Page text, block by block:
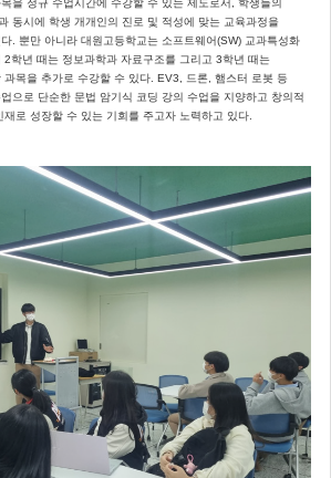
을 정규 수업시간에 수강할 수 있는 제도로서, 학생들의
동시에 학생 개개인의 진로 및 적성에 맞는 교육과정을
. 뿐만 아니라 대원고등학교는 소프트웨어(SW) 교과특성화
학년 때는 정보과학과 자료구조를 그리고 3학년 때는
과목을 추가로 수강할 수 있다. EV3, 드론, 햄스터 로봇 등
으로 단순한 문법 암기식 코딩 강의 수업을 지양하고 창의적
로 성장할 수 있는 기회를 주고자 노력하고 있다.